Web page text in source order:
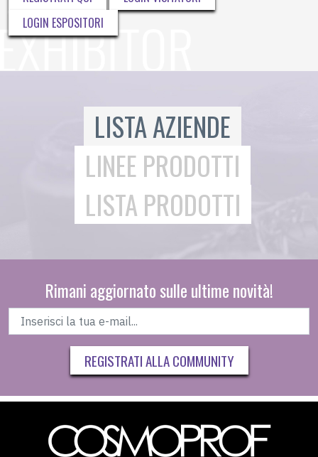
LOGIN ESPOSITORI
LISTA AZIENDE
LINEE PRODOTTI
LISTA PRODOTTI
Rimani aggiornato sulle ultime novità!
REGISTRATI ALLA COMMUNITY